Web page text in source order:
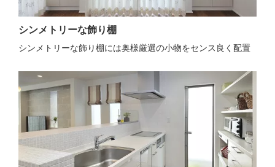
シンメトリーな飾り棚
シンメトリーな飾り棚には奥様厳選の小物をセンス良く配置